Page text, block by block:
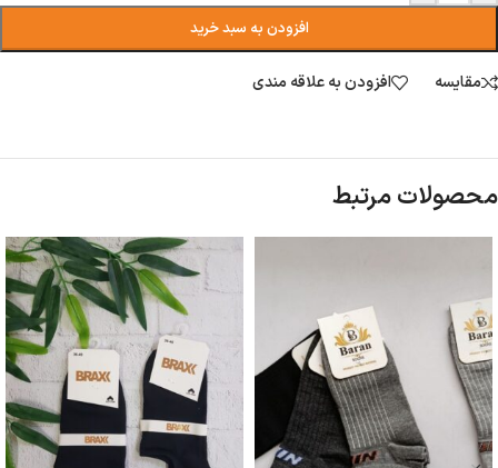
افزودن به سبد خرید
مقایسه افزودن به علاقه مندی
محصولات مرتبط